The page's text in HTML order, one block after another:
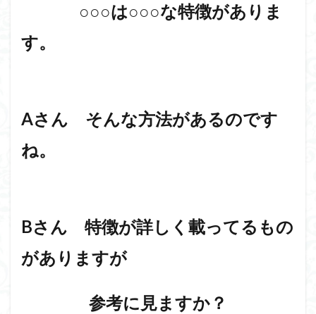
○○○は○○○な特徴がありま
す。
Aさん そんな方法があるのです
ね。
Bさん 特徴が詳しく載ってるもの
がありますが
参考に見ますか？